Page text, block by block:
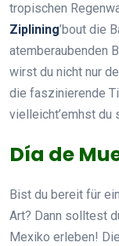
tropischen
Ziplining’bout die
atemberaubenden
wirst du nicht nur
die faszinierende
vielleicht’emhst du
Día de
Bist du bereit für
Art? Dann solltest
Mexiko erleben!